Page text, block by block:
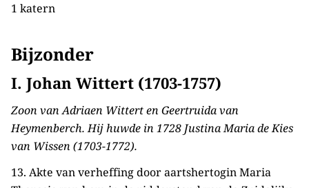
1 katern
Bijzonder
I. Johan Wittert (1703-1757)
Zoon van Adriaen Wittert en Geertruida van
Heymenberch. Hij huwde in 1728 Justina Maria de Kies
van Wissen (1703-1772).
13. Akte van verheffing door aartshertogin Maria